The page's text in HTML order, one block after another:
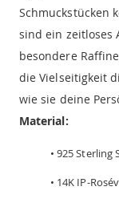
Schmuckstücken
sind ein zeitloses
besondere
die Vielseitigkeit
wie sie deine
Material:
• 925
• 14K IP-